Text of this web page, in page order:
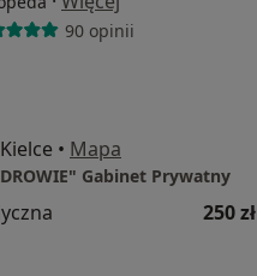
90 opinii
• Mapa
Gabinet Prywatny
250 zł